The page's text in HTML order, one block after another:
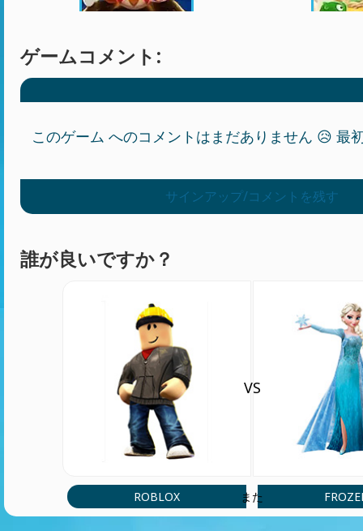
ゲームコメント:
このゲーム へのコメントはまだありません 😥 最
サインアップ/コメントを残す
誰が良いですか？
ROBLOX
VS
また